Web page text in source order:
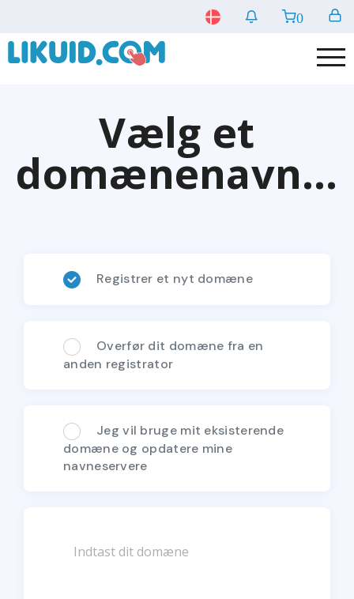
0
Vælg et
domænenavn…
Registrer et nyt domæne
Overfør dit domæne fra en
anden registrator
Jeg vil bruge mit eksisterende
domæne og opdatere mine
navneservere